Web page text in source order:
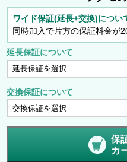
ワイド保証(延長+交換)につい
同時加入で片方の保証料金が
延長保証について
交換保証について
保
カ